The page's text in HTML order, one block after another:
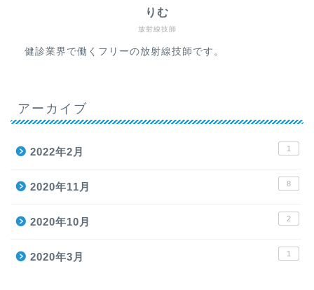
放射線技師
りむ
健診業界で働くフリーの放射線技師です。
アーカイブ
2022年2月 1
2020年11月 8
2020年10月 2
2020年3月 1